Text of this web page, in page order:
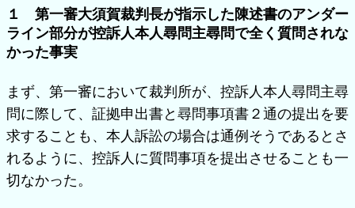
１ 第一審大須賀裁判長が指示した陳述書のアンダー
ライン部分が控訴人本人尋問主尋問で全く質問されな
かった事実
まず、第一審において裁判所が、控訴人本人尋問主尋
問に際して、証拠申出書と尋問事項書２通の提出を要
求することも、本人訴訟の場合は通例そうであるとさ
れるように、控訴人に質問事項を提出させることも一
切なかった。